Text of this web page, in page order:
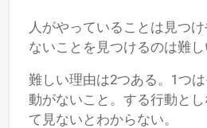
人がやっていることは見つ
ないことを見つけるのは難し
難しい理由は2つある。1つ
動がないこと。する行動と
て見ないとわからない。